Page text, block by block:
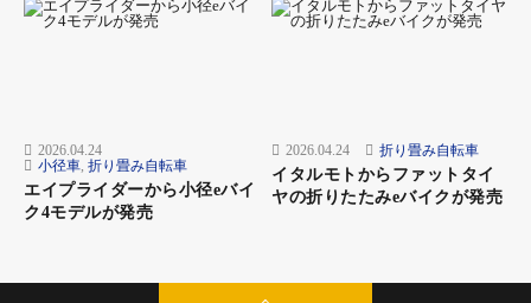
2026.04.24
小径車 折り畳み自転車
エイプライダーから小径eバイ
ク4モデルが発売
2026.04.24 折り畳み自転車
イタルモトからファットタイ
ヤの折りたたみeバイクが発売